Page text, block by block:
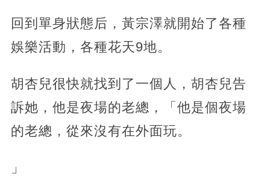
回到單身狀態后，黃宗澤就開始了各種
娛樂活動，各種花天9地。
胡杏兒很快就找到了一個人，胡杏兒告
訴她，他是夜場的老總，「他是個夜場
的老總，從來沒有在外面玩。
」